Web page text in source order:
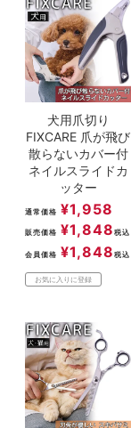
犬用爪切り
FIXCARE 爪が飛び
散らないカバー付
ネイルスライドカ
ッター
通常価格 ¥1,958
販売価格 ¥1,848 税込
会員価格 ¥1,848 税込
お気に入りに登録